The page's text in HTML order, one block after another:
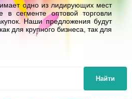
одно из лидирующих мест
в сегменте оптовой торговли
Наши предложения будут
для крупного бизнеса, так для
Найти